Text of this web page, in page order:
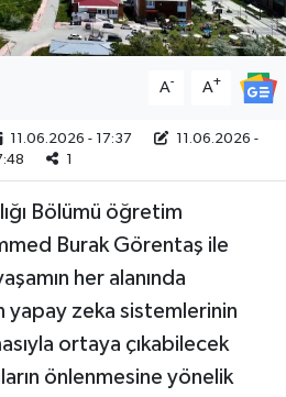
A- A+
11.06.2026 - 17:37
11.06.2026 -
Bölümü öğretim
Burak Görentaş ile
her alanında
yapay zeka sistemlerinin
ortaya çıkabilecek
önlenmesine yönelik